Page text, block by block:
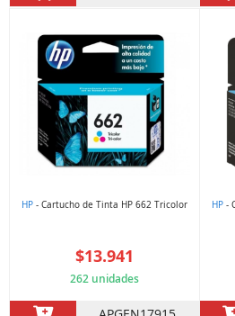
HP - Cartucho de Tinta HP 662 Tricolor
$13.941
262 unidades
HP-